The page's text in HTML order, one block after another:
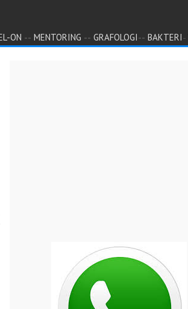
ON -- MENTORING -- GRAFOLOGI-- BAKTERI-